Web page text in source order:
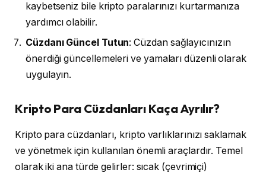
kaybetseniz bile kripto paralarınızı kurtarmanıza
yardımcı olabilir.
Cüzdanı Güncel Tutun: Cüzdan sağlayıcınızın
önerdiği güncellemeleri ve yamaları düzenli olarak
uygulayın.
Kripto Para Cüzdanları Kaça Ayrılır?
Kripto para cüzdanları, kripto varlıklarınızı saklamak
ve yönetmek için kullanılan önemli araçlardır. Temel
olarak iki ana türde gelirler: sıcak (çevrimiçi)